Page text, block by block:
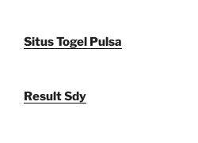
Situs Togel Pulsa
Result Sdy